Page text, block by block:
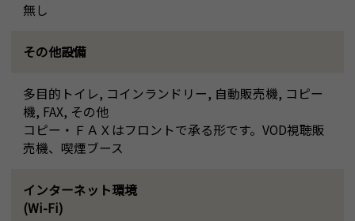
無し
その他設備
多目的トイレ, コインランドリー, 自動販売機, コピー
機, FAX, その他
コピー・ＦＡＸはフロントで承る形です。VOD視聴販
売機、喫煙ブース
インターネット環境
(Wi-Fi)